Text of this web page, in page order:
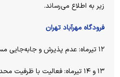
زیر به اطلاع می‌رساند.
فرودگاه مهرآباد تهران
۱۲ تیرماه: عدم پذیرش و جابه‌جایی مسافر (توقف کامل پروازها).
۱۳ و ۱۴ تیرماه: فعالیت با ظرفیت محدود در پذیرش مسافران.